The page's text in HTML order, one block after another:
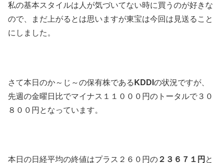
私の基本スタイルは人が気づいてない時に買うのが好きな
ので、まだ上がるとは思いますが東宝は今回は見送ること
にしました。
さて本日のか～じ～の保有株である KDDI の状況ですが、
先週の金曜日比でマイナス１１０００円のトータルで３０
８００円となっています。
本日の日経平均の終値はプラス２６０円の ２３６７１円 と